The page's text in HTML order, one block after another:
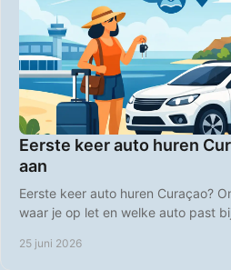
Eerste keer auto huren
aan
Eerste keer auto huren Curaçao?
waar je op let en welke auto past
25 juni 2026